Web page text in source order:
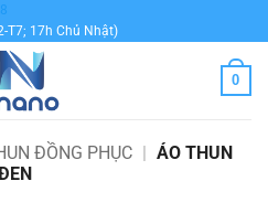
T7; 17h Chủ Nhật)
0
ĐỒNG PHỤC | ÁO THUN